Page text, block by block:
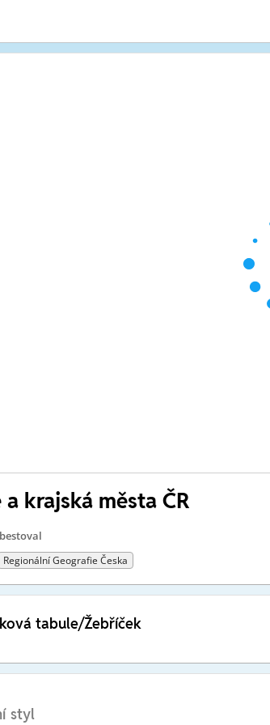
a krajská města ČR
Regionální Geografie Česka
tabule/Žebříček
styl